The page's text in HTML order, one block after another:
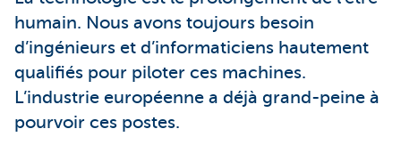
humain. Nous avons toujours besoin
d’ingénieurs et d’informaticiens hautement
qualifiés pour piloter ces machines.
L’industrie européenne a déjà grand-peine à
pourvoir ces postes.